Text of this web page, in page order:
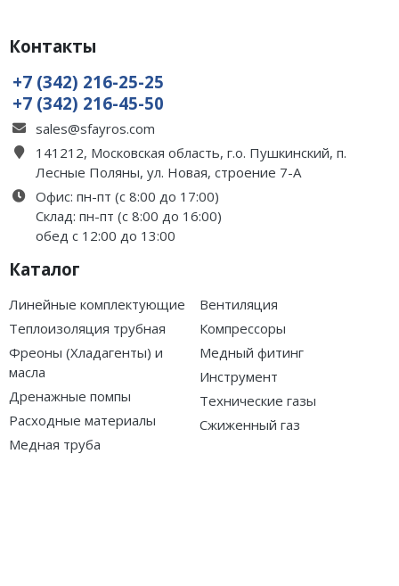
Контакты
+7 (342) 216-25-25
+7 (342) 216-45-50
sales@sfayros.com
141212, Московская область, г.о. Пушкинский, п.
Лесные Поляны, ул. Новая, строение 7-А
Офис: пн-пт (с 8:00 до 17:00)
Склад: пн-пт (с 8:00 до 16:00)
обед с 12:00 до 13:00
Каталог
Линейные комплектующие
Теплоизоляция трубная
Фреоны (Хладагенты) и
масла
Дренажные помпы
Расходные материалы
Медная труба
Вентиляция
Компрессоры
Медный фитинг
Инструмент
Технические газы
Сжиженный газ